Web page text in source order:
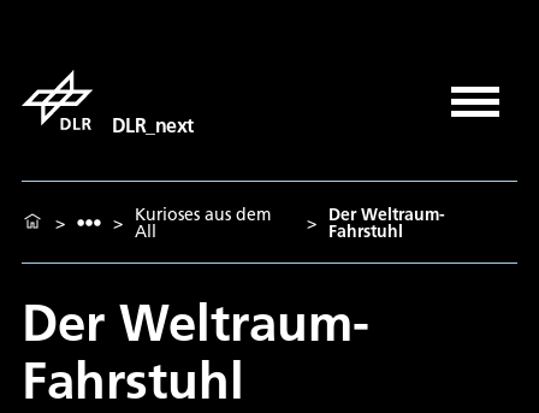
DLR_next
> > Kurioses aus dem
All > Der Weltraum-
Fahrstuhl
Der Weltraum-
Fahrstuhl